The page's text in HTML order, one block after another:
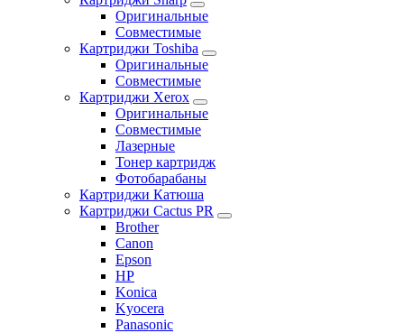
Оригинальные
Совместимые
Картриджи Toshiba
Оригинальные
Совместимые
Картриджи Xerox
Оригинальные
Совместимые
Лазерные
Тонер картридж
Фотобарабаны
Картриджи Катюша
Картриджи Cactus PR
Brother
Canon
Epson
HP
Konica
Kyocera
Panasonic